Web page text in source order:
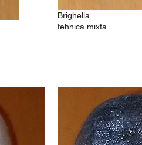
Brighella
tehnica mixta